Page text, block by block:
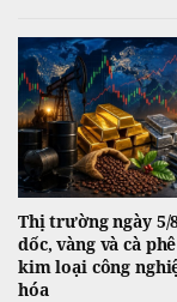
Thị trường ngày 5/
dốc, vàng và cà
kim loại công
hóa